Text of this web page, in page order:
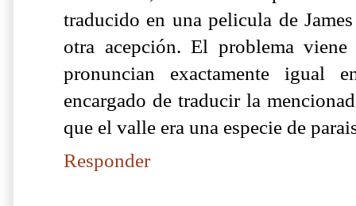
traducido en una pelicula de
otra acepción. El problema
pronuncian exactamente
encargado de traducir la
que el valle era una especie de
Responder